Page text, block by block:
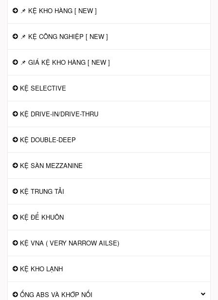
📌 KỆ KHO HÀNG [ NEW ]
📌 KỆ CÔNG NGHIỆP [ NEW ]
📌 GIÁ KỆ KHO HÀNG [ NEW ]
KỆ SELECTIVE
KỆ DRIVE-IN/DRIVE-THRU
KỆ DOUBLE-DEEP
KỆ SÀN MEZZANINE
KỆ TRUNG TẢI
KỆ ĐỂ KHUÔN
KỆ VNA ( VERY NARROW AILSE)
KỆ KHO LẠNH
ỐNG ABS VÀ KHỚP NỐI